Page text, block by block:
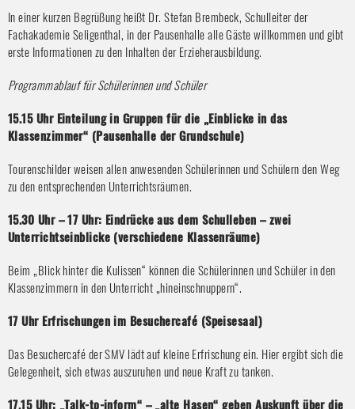
In einer kurzen Begrüßung heißt Dr. Stefan Brembeck, Schulleiter der
Fachakademie Seligenthal, in der Pausenhalle alle Gäste willkommen und gibt
erste Informationen zu den Inhalten der Erzieherausbildung.
Programmablauf für Schülerinnen und Schüler
15.15 Uhr Einteilung in Gruppen für die „Einblicke in das
Klassenzimmer“ (Pausenhalle der Grundschule)
Tourenschilder weisen allen anwesenden Schülerinnen und Schülern den Weg
zu den entsprechenden Unterrichtsräumen.
15.30 Uhr – 17 Uhr: Eindrücke aus dem Schulleben – zwei
Unterrichtseinblicke (verschiedene Klassenräume)
Beim „Blick hinter die Kulissen“ können die Schülerinnen und Schüler in den
Klassenzimmern in den Unterricht „hineinschnuppern“.
17 Uhr Erfrischungen im Besuchercafé (Speisesaal)
Das Besuchercafé der SMV lädt auf kleine Erfrischung ein. Hier ergibt sich die
Gelegenheit, sich etwas auszuruhen und neue Kraft zu tanken.
17.15 Uhr: „Talk-to-inform“ – „alte Hasen“ geben Auskunft über die